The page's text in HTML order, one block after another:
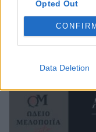
Opted Out
CONFIRM
Data Deletion
20/06/2026 11:53